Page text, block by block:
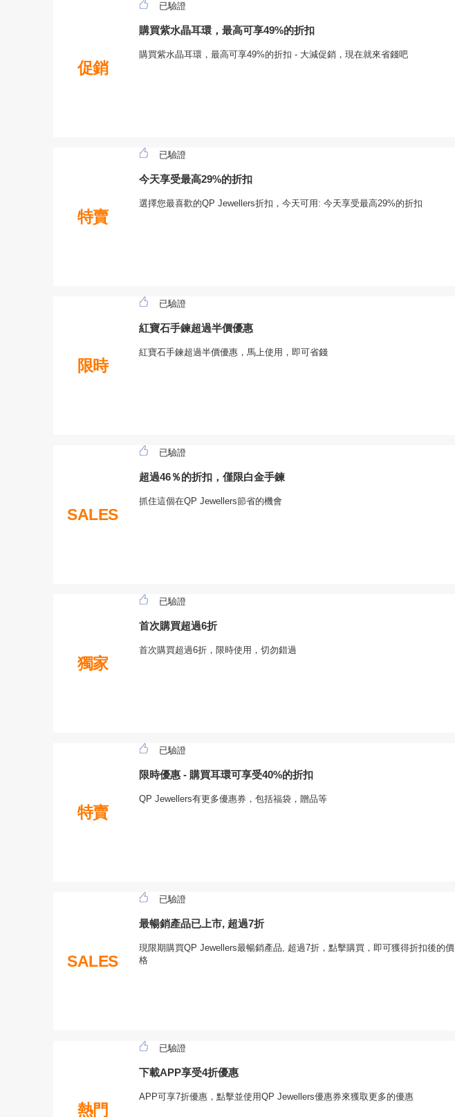
促銷
已驗證
購買紫水晶耳環，最高可享49%的折扣
購買紫水晶耳環，最高可享49%的折扣 - 大減促銷，現在就來省錢吧
特賣
已驗證
今天享受最高29%的折扣
選擇您最喜歡的QP Jewellers折扣，今天可用: 今天享受最高29%的折扣
限時
已驗證
紅寶石手鍊超過半價優惠
紅寶石手鍊超過半價優惠，馬上使用，即可省錢
SALES
已驗證
超過46％的折扣，僅限白金手鍊
抓住這個在QP Jewellers節省的機會
獨家
已驗證
首次購買超過6折
首次購買超過6折，限時使用，切勿錯過
特賣
已驗證
限時優惠 - 購買耳環可享受40%的折扣
QP Jewellers有更多優惠券，包括福袋，贈品等
SALES
已驗證
最暢銷產品已上市, 超過7折
現限期購買QP Jewellers最暢銷產品, 超過7折，點擊購買，即可獲得折扣後的價
格
熱門
已驗證
下載APP享受4折優惠
APP可享7折優惠，點擊並使用QP Jewellers優惠券來獲取更多的優惠